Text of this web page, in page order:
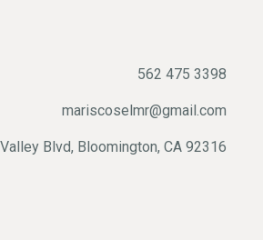
562 475 3398
mariscoselmr@gmail.com
Blvd, Bloomington, CA 92316